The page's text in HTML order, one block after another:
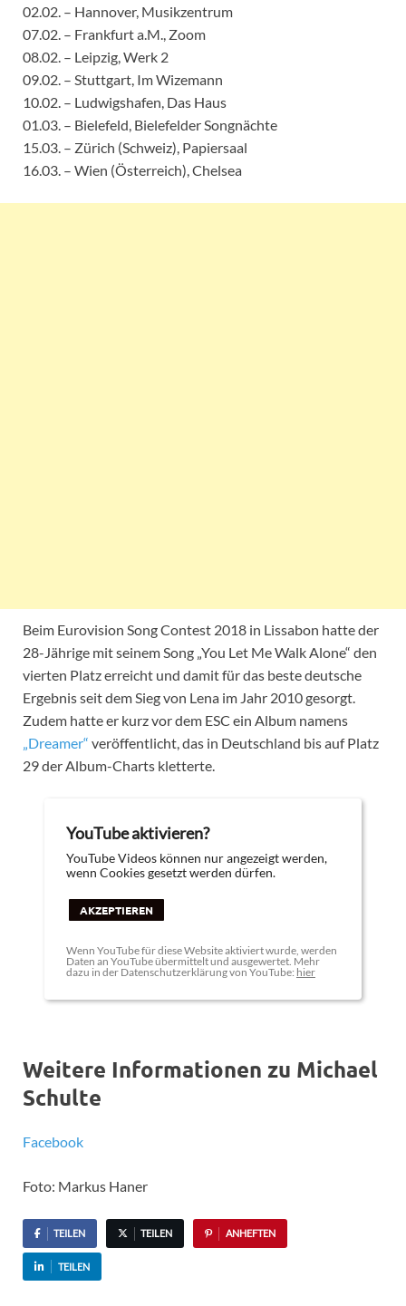
02.02. – Hannover, Musikzentrum
07.02. – Frankfurt a.M., Zoom
08.02. – Leipzig, Werk 2
09.02. – Stuttgart, Im Wizemann
10.02. – Ludwigshafen, Das Haus
01.03. – Bielefeld, Bielefelder Songnächte
15.03. – Zürich (Schweiz), Papiersaal
16.03. – Wien (Österreich), Chelsea
Beim Eurovision Song Contest 2018 in Lissabon hatte der
28-Jährige mit seinem Song „You Let Me Walk Alone“ den
vierten Platz erreicht und damit für das beste deutsche
Ergebnis seit dem Sieg von Lena im Jahr 2010 gesorgt.
Zudem hatte er kurz vor dem ESC ein Album namens
„Dreamer“ veröffentlicht, das in Deutschland bis auf Platz
29 der Album-Charts kletterte.
YouTube aktivieren?
YouTube Videos können nur angezeigt werden,
wenn Cookies gesetzt werden dürfen.
AKZEPTIEREN
Wenn YouTube für diese Website aktiviert wurde, werden
Daten an YouTube übermittelt und ausgewertet. Mehr
dazu in der Datenschutzerklärung von YouTube: hier
Weitere Informationen zu Michael
Schulte
Facebook
Foto: Markus Haner
TEILEN TEILEN ANHEFTEN
TEILEN